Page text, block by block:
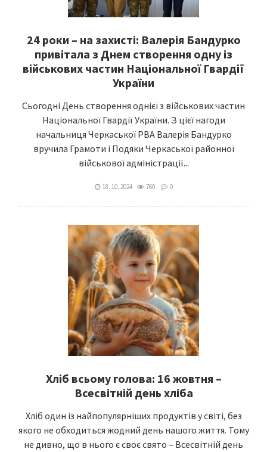
24 роки – на захисті: Валерія Бандурко
привітала з Днем створення одну із
військових частин Національної Гвардії
України
Сьогодні День створення однієї з військових частин
Національної Гвардії України. З цієї нагоди
начальниця Черкаської РВА Валерія Бандурко
вручила Грамоти і Подяки Черкаської районної
військової адміністрації...
18. 10. 2024 760 0
Хліб всьому голова: 16 жовтня –
Всесвітній день хліба
Хліб один із найпопулярніших продуктів у світі, без
якого не обходиться жодний день нашого життя. Тому
не дивно, що в нього є своє свято – Всесвітній день